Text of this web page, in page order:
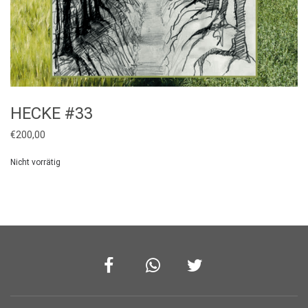
HECKE #33
€200,00
Nicht vorrätig
Facebook Whatsapp